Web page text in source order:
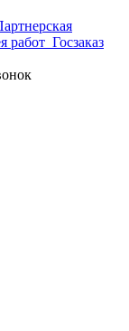
работ Госзаказ